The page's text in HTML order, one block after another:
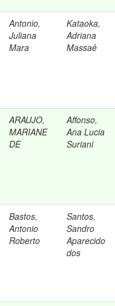
Antonio,
Juliana
Mara
Kataoka,
Adriana
Massaê
ARAUJO,
MARIANE
DE
Affonso,
Ana Lucia
Suriani
Bastos,
Antonio
Roberto
Santos,
Sandro
Aparecido
dos